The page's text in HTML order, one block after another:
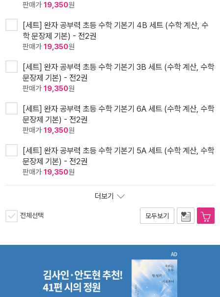
판매가 19,350원
[세트] 완자 공부력 초등 수학 기본기 4B 세트 (수학 계산, 수
학 문장제 기본) - 전2권
판매가 19,350원
[세트] 완자 공부력 초등 수학 기본기 3B 세트 (수학 계산, 수학
문장제 기본) - 전2권
판매가 19,350원
[세트] 완자 공부력 초등 수학 기본기 6A 세트 (수학 계산, 수학
문장제 기본) - 전2권
판매가 19,350원
[세트] 완자 공부력 초등 수학 기본기 5A 세트 (수학 계산, 수학
문장제 기본) - 전2권
판매가 19,350원
더보기
전체선택 모두보기